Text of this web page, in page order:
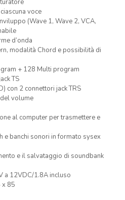
voce
(Wave 1, Wave 2, VCA,
d’onda
modalità Chord e possibilità di
+ 128 Multi program
TS
con 2 connettori jack TRS
volume
al computer per trasmettere e
e banchi sonori in formato sysex
e il salvataggio di soundbank
a 12VDC/1.8A incluso
x 85